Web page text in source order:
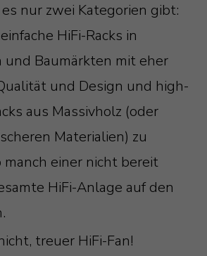
nur zwei Kategorien gibt:
HiFi-Racks in
und Baumärkten mit eher
und Design und high-
aus Massivholz (oder
Materialien) zu
manch einer nicht bereit
HiFi-Anlage auf den
treuer HiFi-Fan!